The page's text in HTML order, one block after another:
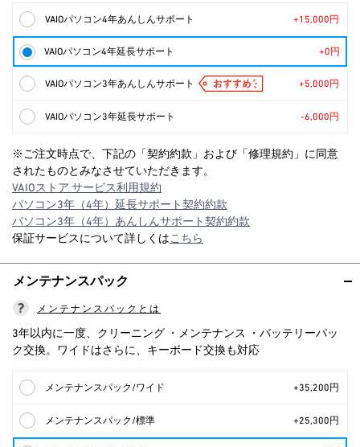
VAIOパソコン4年あんしんサポート +15,000円
VAIOパソコン4年延長サポート +0円
VAIOパソコン3年あんしんサポート +5,000円
VAIOパソコン3年延長サポート -6,000円
※ご注文時点で、下記の「契約約款」および「修理規約」に同意
されたものとみなさせていただきます。
VAIOストア サービス利用規約
パソコン3年（4年）延長サポート契約約款
パソコン3年（4年）あんしんサポート契約約款
保証サービスについて詳しくはこちら
メンテナンスパック
メンテナンスパックとは
3年以内に一度、クリーニング ・メンテナンス ・バッテリーパッ
ク交換。ワイドはさらに、キーボード交換も対応
メンテナンスパック/ワイド +35,200円
メンテナンスパック/標準 +25,300円